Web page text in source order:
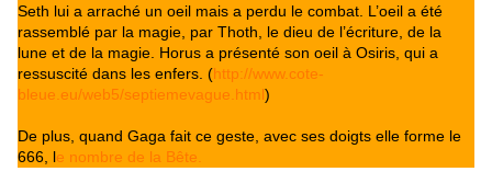
Seth lui a arraché un oeil mais a perdu le combat. L’oeil a été
rassemblé par la magie, par Thoth, le dieu de l’écriture, de la
lune et de la magie. Horus a présenté son oeil à Osiris, qui a
ressuscité dans les enfers. (http://www.cote-
bleue.eu/web5/septiemevague.html)
De plus, quand Gaga fait ce geste, avec ses doigts elle forme le
666, le nombre de la Bête.